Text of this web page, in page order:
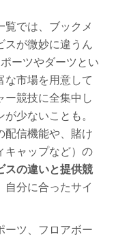
では、ブックメ
スが微妙に違うん
ーツやダーツとい
な市場を用意して
ー競技に全集中し
少ないことも。
配信機能や、賭け
キャップなど）の
スの違いと提供競
自分に合ったサイ
ーツ、フロアボー